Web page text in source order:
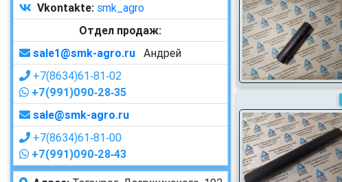
Vkontakte: smk_agro
Отдел продаж:
sale1@smk-agro.ru Андрей
+7(8634)61‑81‑02
+7(991)090‑28‑35
sale@smk-agro.ru
+7(8634)61‑81‑00
+7(991)090‑28‑43